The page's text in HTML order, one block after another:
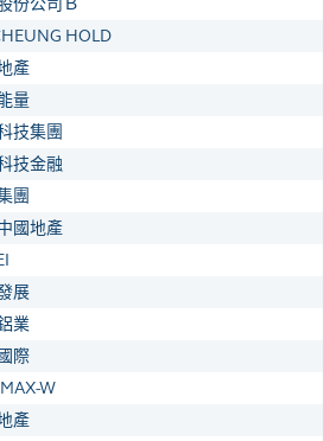
份公司Ｂ
HOLD
產
量
技集團
技金融
團
國地產
展
業
際
W
產